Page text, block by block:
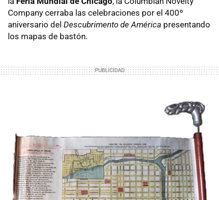
Company cerraba las celebraciones por el 400º
aniversario del Descubrimento de América presentando
los mapas de bastón.